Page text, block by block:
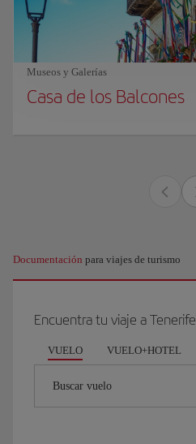
Museos y Galerías
Casa de los Balcones
Documentación para viajes de turismo
Encuentra tu viaje a Tenerife
VUELO VUELO+HOTEL
Buscar vuelo